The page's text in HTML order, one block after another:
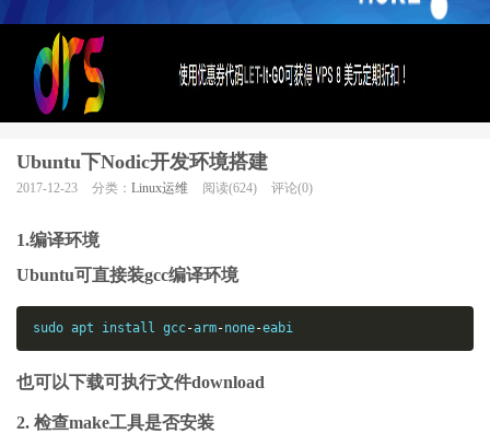
Ubuntu下Nodic开发环境搭建
2017-12-23 分类： Linux运维 阅读(624) 评论(0)
1.编译环境
Ubuntu可直接装gcc编译环境
sudo apt install gcc-arm-none-eabi
也可以下载可执行文件download
2. 检查make工具是否安装